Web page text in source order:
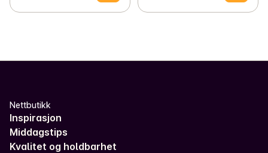
Nettbutikk
Inspirasjon
Middagstips
Kvalitet og holdbarhet